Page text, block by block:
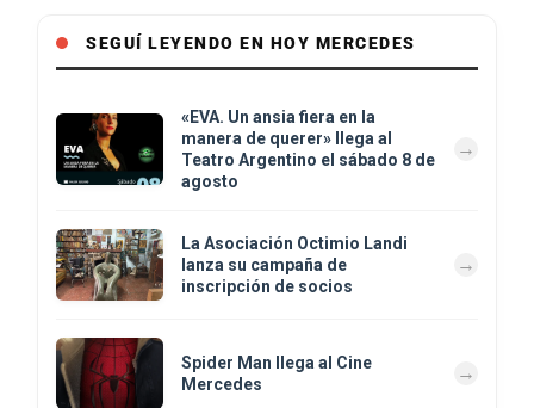
SEGUÍ LEYENDO EN HOY MERCEDES
«EVA. Un ansia fiera en la
manera de querer» llega al
Teatro Argentino el sábado 8 de
agosto
La Asociación Octimio Landi
lanza su campaña de
inscripción de socios
Spider Man llega al Cine
Mercedes